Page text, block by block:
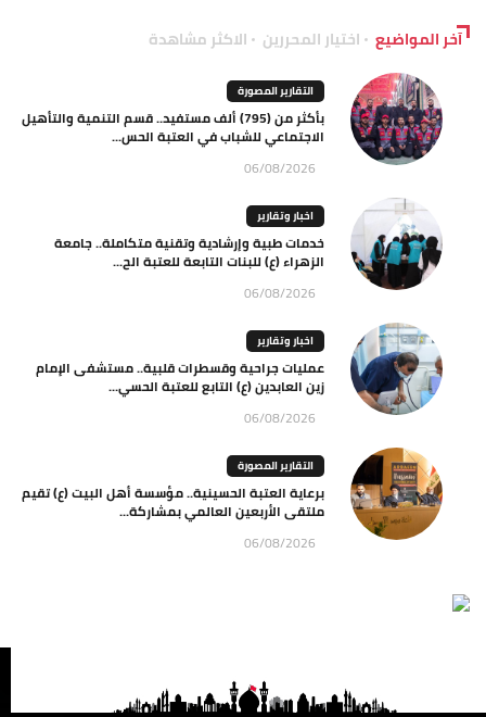
آخر المواضيع اختيار المحررين الاكثر مشاهدة
التقارير المصورة
بأكثر من (795) ألف مستفيد.. قسم التنمية والتأهيل
الاجتماعي للشباب في العتبة الحس...
06/08/2026
اخبار وتقارير
خدمات طبية وإرشادية وتقنية متكاملة.. جامعة
الزهراء (ع) للبنات التابعة للعتبة الح...
06/08/2026
اخبار وتقارير
عمليات جراحية وقسطرات قلبية.. مستشفى الإمام
زين العابدين (ع) التابع للعتبة الحسي...
06/08/2026
التقارير المصورة
برعاية العتبة الحسينية.. مؤسسة أهل البيت (ع) تقيم
ملتقى الأربعين العالمي بمشاركة...
06/08/2026